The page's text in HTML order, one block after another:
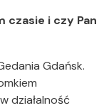
czasie i czy Pan
Gdańsk.
działalność